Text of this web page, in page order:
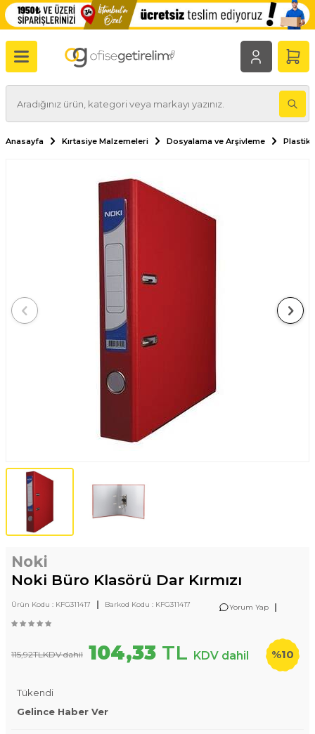
Anasayfa Kırtasiye Malzemeleri Dosyalama ve Arşivleme Plastik
Noki Büro Klasörü Dar Kırmızı
Noki
Ürün Kodu : KFG311417 | Barkod Kodu : KFG311417 Yorum Yap |
115,92TLKDV dahil 104,33 TL KDV dahil %10
Tükendi
Gelince Haber Ver